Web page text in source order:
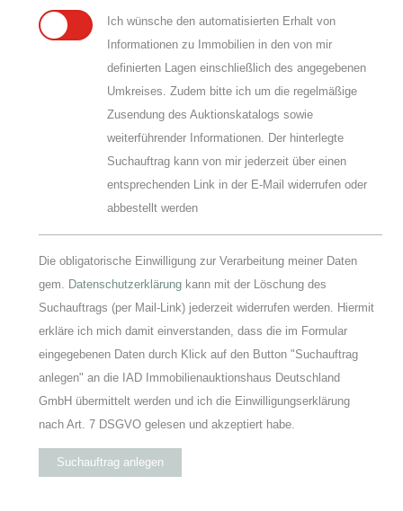
Ich wünsche den automatisierten Erhalt von
Informationen zu Immobilien in den von mir
definierten Lagen einschließlich des angegebenen
Umkreises. Zudem bitte ich um die regelmäßige
Zusendung des Auktionskatalogs sowie
weiterführender Informationen. Der hinterlegte
Suchauftrag kann von mir jederzeit über einen
entsprechenden Link in der E-Mail widerrufen oder
abbestellt werden
Die obligatorische Einwilligung zur Verarbeitung meiner Daten
gem. Datenschutzerklärung kann mit der Löschung des
Suchauftrags (per Mail-Link) jederzeit widerrufen werden. Hiermit
erkläre ich mich damit einverstanden, dass die im Formular
eingegebenen Daten durch Klick auf den Button "Suchauftrag
anlegen" an die IAD Immobilienauktionshaus Deutschland
GmbH übermittelt werden und ich die Einwilligungserklärung
nach Art. 7 DSGVO gelesen und akzeptiert habe.
Suchauftrag anlegen